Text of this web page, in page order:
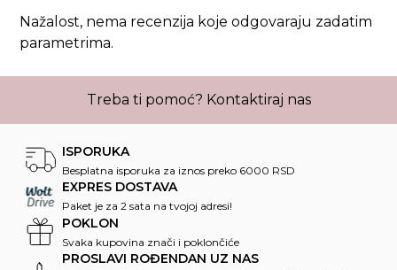
Nažalost, nema recenzija koje odgovaraju zadatim
parametrima.
Treba ti pomoć? Kontaktiraj nas
ISPORUKA
Besplatna isporuka za iznos preko 6000 RSD
EXPRES DOSTAVA
Paket je za 2 sata na tvojoj adresi!
POKLON
Svaka kupovina znači i poklončiće
PROSLAVI ROĐENDAN UZ NAS